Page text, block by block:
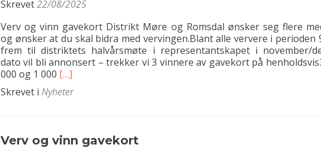
Skrevet22/08/2025
Verv og vinn gavekort Distrikt Møre og Romsdal ønsker seg flere
og ønsker at du skal bidra med vervingen.Blant alle ververe i perioden
frem til distriktets halvårsmøte i representantskapet i november/
dato vil bli annonsert – trekker vi 3 vinnere av gavekort på
000 og 1 000 Read
about
2025
[…]
Skrevet i Nyheter
Verv og vinn gavekort